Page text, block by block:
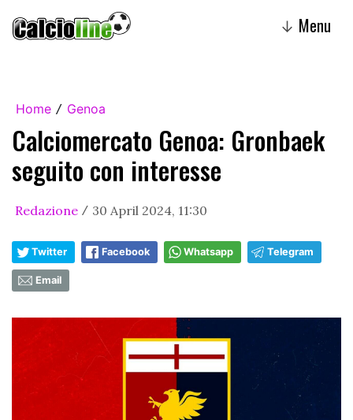
↓ Menu
Home / Genoa
Calciomercato Genoa: Gronbaek
seguito con interesse
Redazione / 30 April 2024, 11:30
Twitter Facebook Whatsapp Telegram
Email